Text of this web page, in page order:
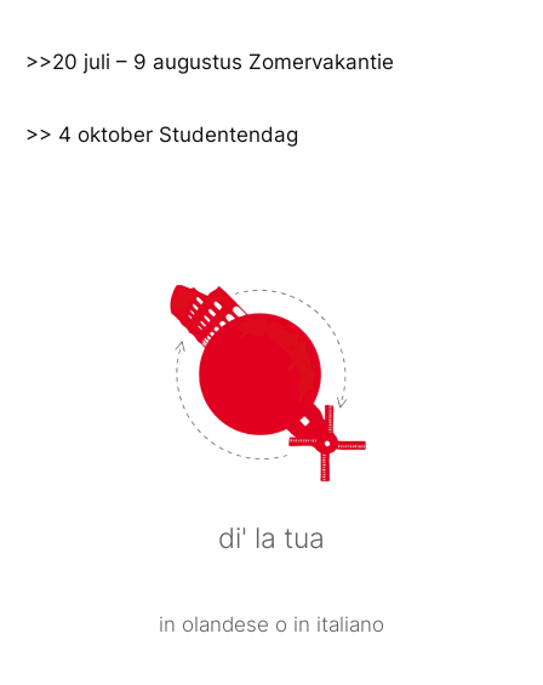
naar
>>20 juli – 9 augustus Zomervakantie
>> 4 oktober Studentendag
di' la tua
in olandese o in italiano